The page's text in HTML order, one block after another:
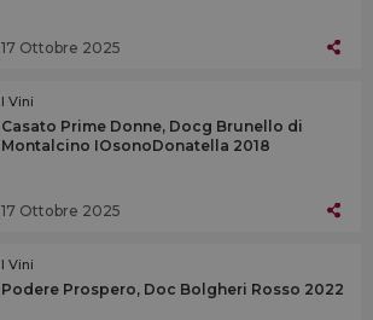
17 Ottobre 2025
I Vini
Casato Prime Donne, Docg Brunello di
Montalcino IOsonoDonatella 2018
17 Ottobre 2025
I Vini
Podere Prospero, Doc Bolgheri Rosso 2022